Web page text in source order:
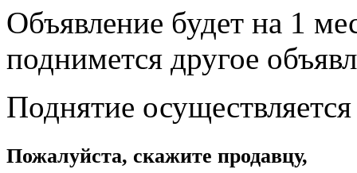
Объявление будет на 1
поднимется другое
Поднятие
Пожалуйста, скажите продавцу,